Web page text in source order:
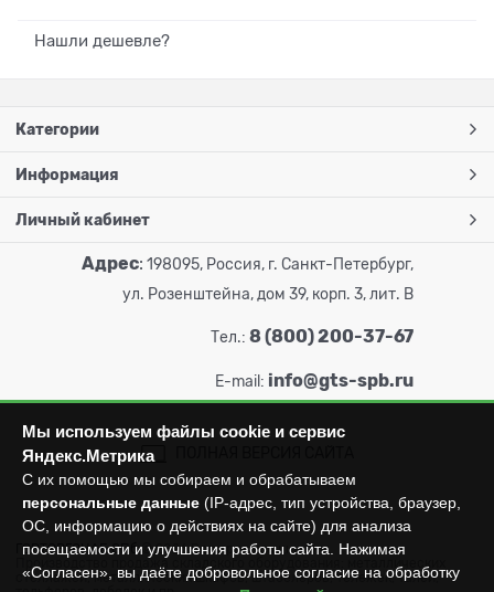
Нашли дешевле?
Категории
Информация
Личный кабинет
Адрес: 198095, Россия, г. Санкт-Петербург,
ул. Розенштейна, дом 39, корп. 3, лит. В
Тел.: 8 (800) 200-37-67
E-mail: info@gts-spb.ru
ГОРТОРГСНАБ СПб © 2026Все права защищены.
Производство продажа складского оборудования: металлических
стеллажей, металлических шкафов, штабелеров, тележек, талей,
Мы используем файлы cookie и сервис
Яндекс.Метрика
С их помощью мы собираем и обрабатываем
персональные данные (IP-адрес, тип устройства, браузер,
ОС, информацию о действиях на сайте) для анализа
посещаемости и улучшения работы сайта. Нажимая
«Согласен», вы даёте добровольное согласие на обработку